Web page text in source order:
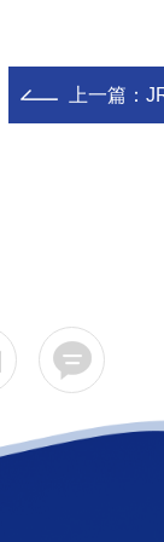
上一篇：